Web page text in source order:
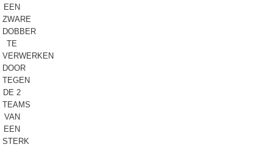
EEN
ZWARE
DOBBER
TE
VERWERKEN
DOOR
TEGEN
DE 2
TEAMS
VAN
EEN
STERK